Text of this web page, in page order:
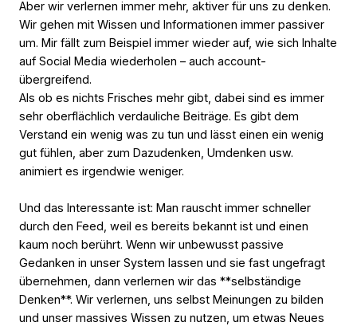
Aber wir verlernen immer mehr, aktiver für uns zu denken.
Wir gehen mit Wissen und Informationen immer passiver
um. Mir fällt zum Beispiel immer wieder auf, wie sich Inhalte
auf Social Media wiederholen – auch account-
übergreifend.
Als ob es nichts Frisches mehr gibt, dabei sind es immer
sehr oberflächlich verdauliche Beiträge. Es gibt dem
Verstand ein wenig was zu tun und lässt einen ein wenig
gut fühlen, aber zum Dazudenken, Umdenken usw.
animiert es irgendwie weniger.
Und das Interessante ist: Man rauscht immer schneller
durch den Feed, weil es bereits bekannt ist und einen
kaum noch berührt. Wenn wir unbewusst passive
Gedanken in unser System lassen und sie fast ungefragt
übernehmen, dann verlernen wir das **selbständige
Denken**. Wir verlernen, uns selbst Meinungen zu bilden
und unser massives Wissen zu nutzen, um etwas Neues